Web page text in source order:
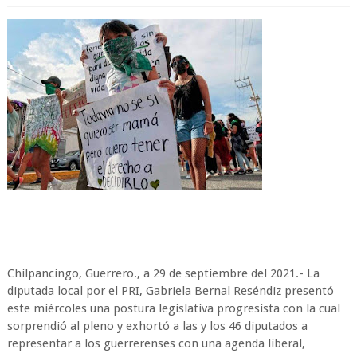
Chilpancingo, Guerrero., a 29 de septiembre del 2021.- La
diputada local por el PRI, Gabriela Bernal Reséndiz presentó
este miércoles una postura legislativa progresista con la cual
sorprendió al pleno y exhortó a las y los 46 diputados a
representar a los guerrerenses con una agenda liberal,